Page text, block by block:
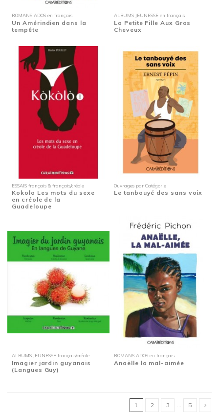
ROMANS ADOS en français
Un Amérindien dans la
tempête
ALBUMS JEUNESSE en français
La Petite Fille Aux Gros
Cheveux
ESSAIS français & français/créole
Kokolo Les mots du sexe
en créole de la
Guadeloupe
Ouvrages par Catégorie
Le tanbouyé des sans voix
ALBUMS JEUNESSE français/créole
Imagier jardin guyanais
(Langues Guy)
ROMANS ADOS en français
Anaëlle la mal-aimée
1 2 3 … 5